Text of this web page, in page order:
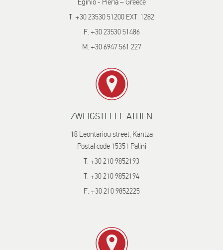
Eginio - Pieria – Greece
T. +30 23530 51200 EXT. 1282
F. +30 23530 51486
M. +30 6947 561 227
ZWEIGSTELLE ATHEN
18 Leontariou street, Kantza
Postal code 15351 Palini
T. +30 210 9852193
T. +30 210 9852194
F. +30 210 9852225